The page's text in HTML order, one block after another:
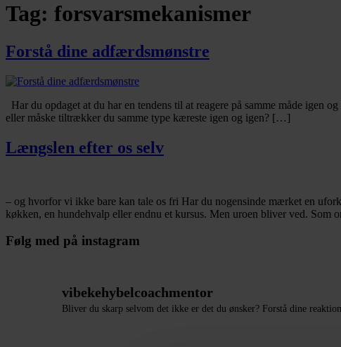
Tag: forsvarsmekanismer
Forstå dine adfærdsmønstre
Har du opdaget at du har en tendens til at reagere på samme måde igen
eller måske tiltrækker du samme type kæreste igen og igen? […]
Længslen efter os selv
– og hvorfor vi ikke bare kan tale os fri Har du nogensinde mærket en
køkken, en hundehvalp eller endnu et kursus. Men uroen bliver ved. Som
Følg med på instagram
vibekehybelcoachmentor
Bliver du skarp selvom det ikke er det du ønsker? Forstå dine